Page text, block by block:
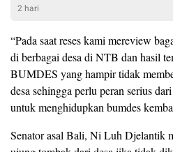
2 hari
“Pada saat reses kami mereview
di berbagai desa di NTB dan hasil
BUMDES yang hampir tidak
desa sehingga perlu peran serius
untuk menghidupkan bumdes
Senator asal Bali, Ni Luh Djelantik